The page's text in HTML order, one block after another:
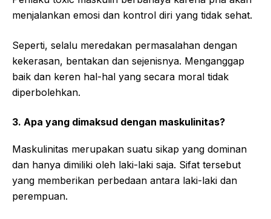
menjalankan emosi dan kontrol diri yang tidak sehat.
Seperti, selalu meredakan permasalahan dengan
kekerasan, bentakan dan sejenisnya. Menganggap
baik dan keren hal-hal yang secara moral tidak
diperbolehkan.
3. Apa yang dimaksud dengan maskulinitas?
Maskulinitas merupakan suatu sikap yang dominan
dan hanya dimiliki oleh laki-laki saja. Sifat tersebut
yang memberikan perbedaan antara laki-laki dan
perempuan.